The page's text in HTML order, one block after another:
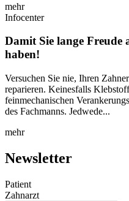
mehr
Infocenter
Damit Sie lange Freude
haben!
Versuchen Sie nie, Ihren
reparieren. Keinesfalls
feinmechanischen
des Fachmanns. Jedwede...
mehr
Newsletter
Patient
Zahnarzt